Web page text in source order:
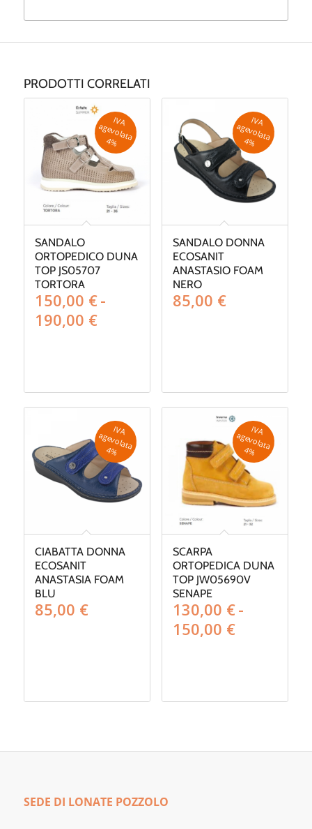
PRODOTTI CORRELATI
SANDALO
ORTOPEDICO DUNA
TOP JS05707
TORTORA
150,00 €-
190,00 €Fascia
a
190,00 €
IV
A
a
g
e
v
o
la
ta
4
%
SANDALO DONNA
ECOSANIT
ANASTASIO FOAM
NERO
85,00 €
IV
A
a
g
e
v
o
la
ta
4
%
CIABATTA DONNA
ECOSANIT
ANASTASIA FOAM
BLU
85,00 €
IV
A
a
g
e
v
o
la
ta
4
%
SCARPA
ORTOPEDICA DUNA
TOP JW05690V
SENAPE
130,00 €-
150,00 €Fascia
IV
A
a
g
e
v
o
la
ta
4
%
SEDE DI LONATE POZZOLO